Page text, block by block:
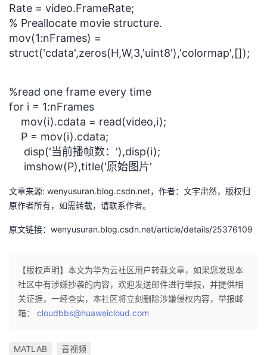
坛
圈
的
我
动关
注
的
开
者
学
我
的
我
我
的
Programs
我
支
持
的
技
我
的
Rate = video.FrameRate;
% Preallocate movie structure.
mov(1:nFrames) =
struct('cdata',zeros(H,W,3,'uint8'),'colormap',[]);
%read one frame every time
for i = 1:nFrames
mov(i).cdata = read(video,i);
P = mov(i).cdata;
disp('当前播帧数：'),disp(i);
imshow(P),title('原始图片'
文章来源: wenyusuran.blog.csdn.net，作者：文宇肃然，版权归
原作者所有，如需转载，请联系作者。
原文链接：wenyusuran.blog.csdn.net/article/details/25376109
【版权声明】本文为华为云社区用户转载文章，如果您发现本
社区中有涉嫌抄袭的内容，欢迎发送邮件进行举报，并提供相
关证据，一经查实，本社区将立刻删除涉嫌侵权内容，举报邮
箱： cloudbbs@huaweicloud.com
MATLAB 音视频